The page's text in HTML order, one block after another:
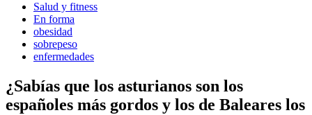
Salud y fitness
En forma
obesidad
sobrepeso
enfermedades
¿Sabías que los asturianos son los
españoles más gordos y los de Baleares los